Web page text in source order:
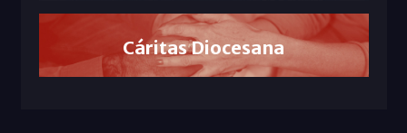
Cáritas Diocesana